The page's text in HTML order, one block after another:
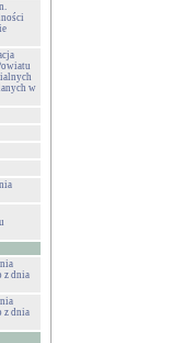
w
z dnia
z dnia